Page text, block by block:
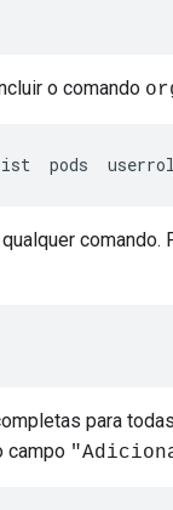
o comando
pods
para
campo